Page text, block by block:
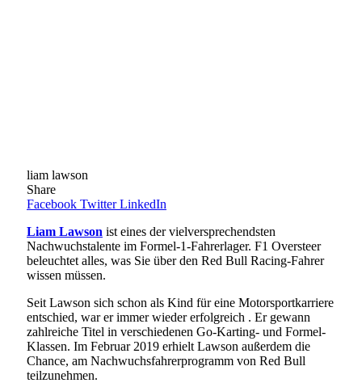
liam lawson
Share
Facebook Twitter LinkedIn
Liam Lawson ist eines der vielversprechendsten
Nachwuchstalente im Formel-1-Fahrerlager. F1 Oversteer
beleuchtet alles, was Sie über den Red Bull Racing-Fahrer
wissen müssen.
Seit Lawson sich schon als Kind für eine Motorsportkarriere
entschied, war er immer wieder erfolgreich . Er gewann
zahlreiche Titel in verschiedenen Go-Karting- und Formel-
Klassen. Im Februar 2019 erhielt Lawson außerdem die
Chance, am Nachwuchsfahrerprogramm von Red Bull
teilzunehmen.